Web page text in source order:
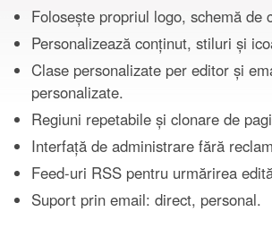
Folosește propriul logo, schemă de
Personalizează conținut, stiluri și
Clase personalizate per editor și
personalizate.
Regiuni repetabile și clonare de
Interfață de administrare fără
Feed-uri RSS pentru urmărirea
Suport prin email: direct, personal.